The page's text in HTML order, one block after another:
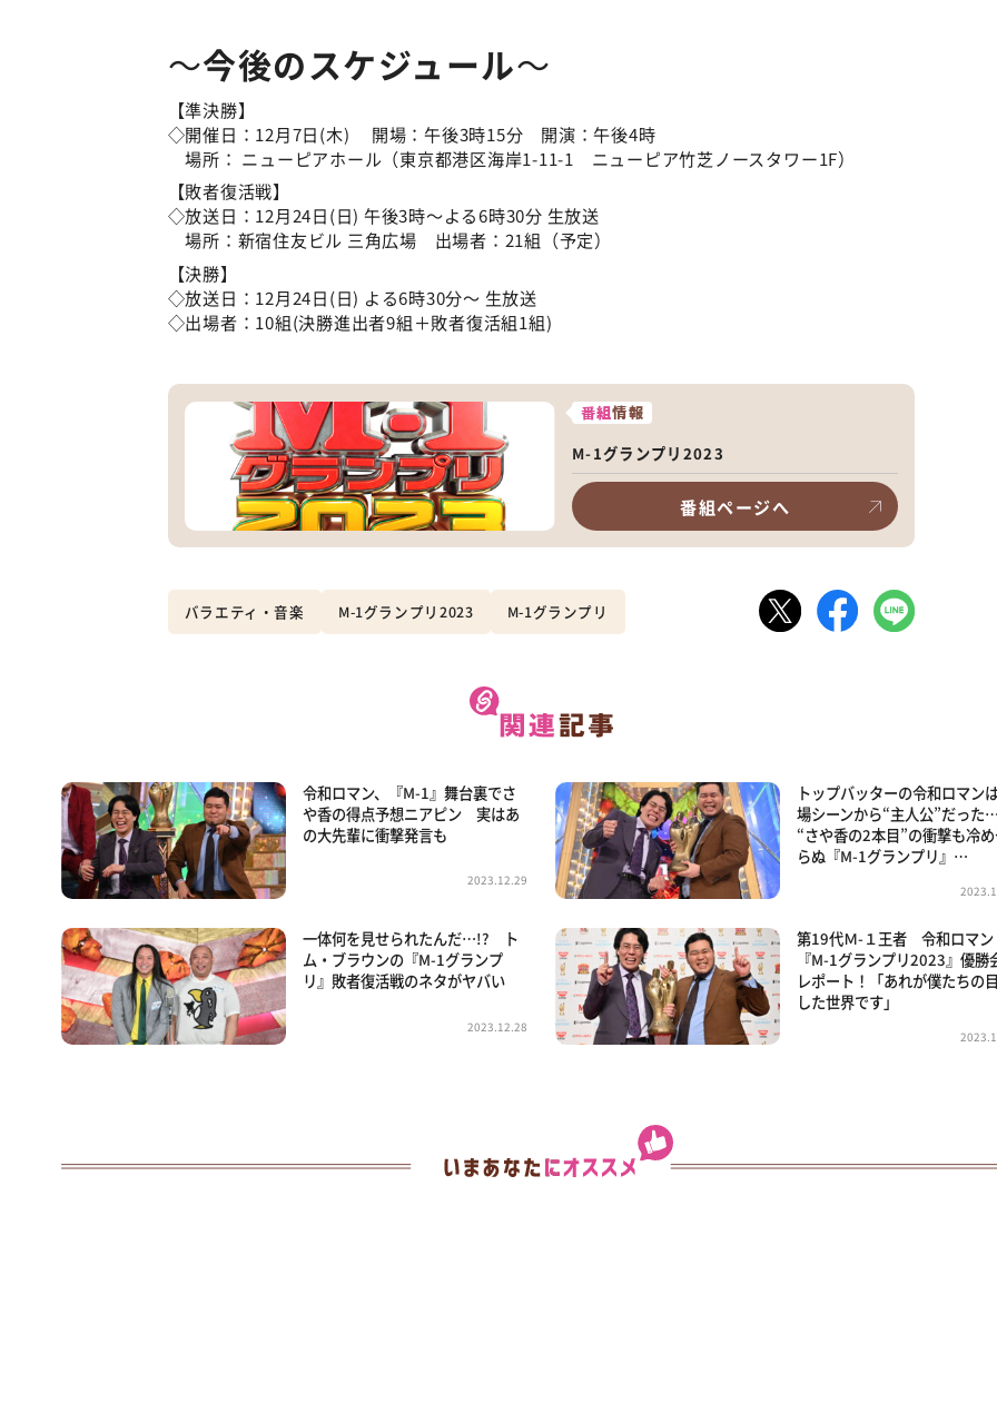
～今後のスケジュール～
【準決勝】
◇開催日：12月7日(木) 開場：午後3時15分 開演：午後4時
場所： ニューピアホール（東京都港区海岸1-11-1 ニューピア竹芝ノースタワー1F）
【敗者復活戦】
◇放送日：12月24日(日) 午後3時～よる6時30分 生放送
場所：新宿住友ビル 三角広場 出場者：21組（予定）
【決勝】
◇放送日：12月24日(日) よる6時30分～ 生放送
◇出場者：10組(決勝進出者9組＋敗者復活組1組)
番組情報
M-1グランプリ2023
番組ページへ
バラエティ・音楽 M-1グランプリ2023 M-1グランプリ
令和ロマン、『M-1』舞台裏でさ
や香の得点予想ニアピン 実はあ
の大先輩に衝撃発言も
2023.12.29
トップバッターの令和ロマン
場シーンから“主人公”だった…
“さや香の2本目”の衝撃も冷
らぬ『M-1グランプリ』…
一体何を見せられたんだ…!? ト
ム・ブラウンの『M-1グランプ
リ』敗者復活戦のネタがヤバい
2023.12.28
第19代Ｍ-１王者 令和ロマン
『M-1グランプリ2023』優勝
レポート！「あれが僕たちの
した世界です」